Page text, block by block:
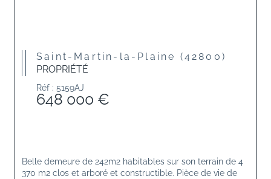
Saint-Martin-la-Plaine (42800)
PROPRIÉTÉ
Réf : 5159AJ
648 000 €
Belle demeure de 242m2 habitables sur son terrain de 4
370 m2 clos et arboré et constructible. Pièce de vie de